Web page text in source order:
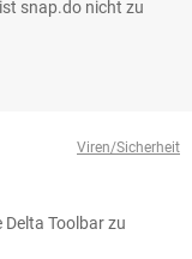
snap.do nicht zu
Viren/Sicherheit
Delta Toolbar zu